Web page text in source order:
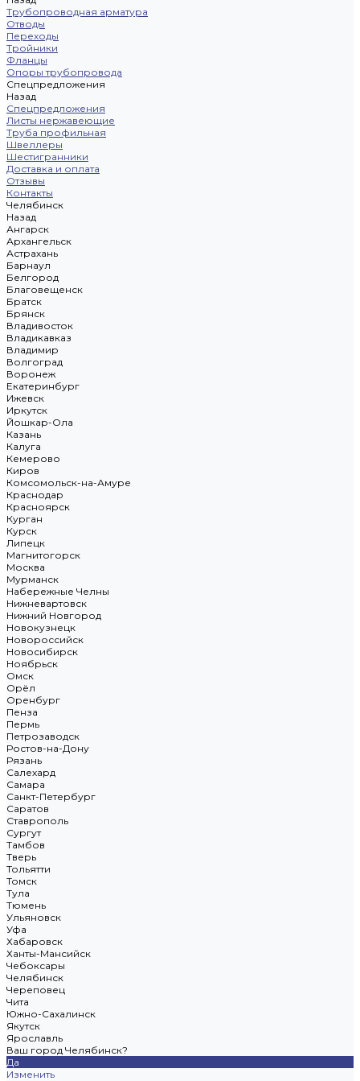
Трубопроводная арматура
Отводы
Переходы
Тройники
Фланцы
Опоры трубопровода
Спецпредложения
Назад
Спецпредложения
Листы нержавеющие
Труба профильная
Швеллеры
Шестигранники
Доставка и оплата
Отзывы
Контакты
Челябинск
Назад
Ангарск
Архангельск
Астрахань
Барнаул
Белгород
Благовещенск
Братск
Брянск
Владивосток
Владикавказ
Владимир
Волгоград
Воронеж
Екатеринбург
Ижевск
Иркутск
Йошкар-Ола
Казань
Калуга
Кемерово
Киров
Комсомольск-на-Амуре
Краснодар
Красноярск
Курган
Курск
Липецк
Магнитогорск
Москва
Мурманск
Набережные Челны
Нижневартовск
Нижний Новгород
Новокузнецк
Новороссийск
Новосибирск
Ноябрьск
Омск
Орёл
Оренбург
Пенза
Пермь
Петрозаводск
Ростов-на-Дону
Рязань
Салехард
Самара
Санкт-Петербург
Саратов
Ставрополь
Сургут
Тамбов
Тверь
Тольятти
Томск
Тула
Тюмень
Ульяновск
Уфа
Хабаровск
Ханты-Мансийск
Чебоксары
Челябинск
Череповец
Чита
Южно-Сахалинск
Якутск
Ярославль
Ваш город Челябинск?
Да
Изменить